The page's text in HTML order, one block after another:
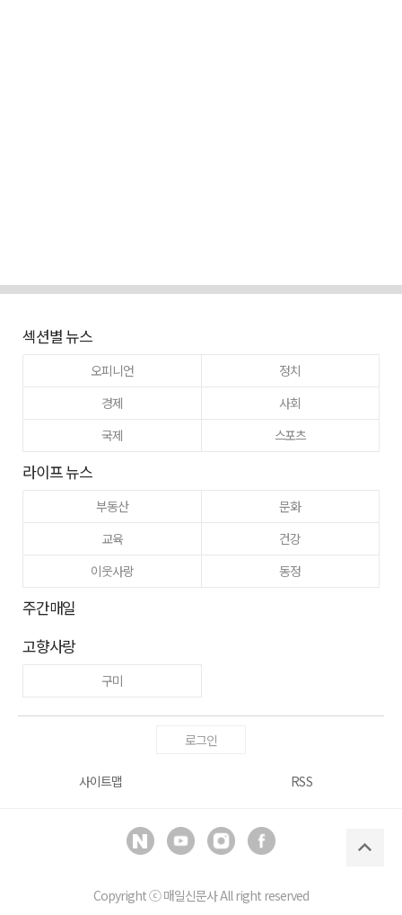
섹션별 뉴스
오피니언
정치
경제
사회
국제
스포츠
라이프 뉴스
부동산
문화
교육
건강
이웃사랑
동정
주간매일
고향사랑
구미
로그인
사이트맵 RSS
Copyright ⓒ매일신문사All right reserved